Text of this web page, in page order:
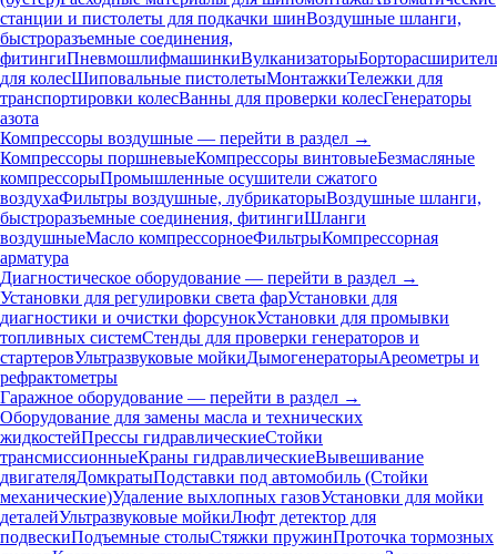
станции и пистолеты для подкачки шинВоздушные шланги,
быстроразъемные соединения,
фитингиПневмошлифмашинкиВулканизаторы
для колесШиповальные пистолетыМонтажкиТележки для
транспортировки колесВанны для проверки колесГенераторы
азота
Компрессоры воздушные — перейти в раздел →
Компрессоры поршневыеКомпрессоры винтовыеБезмасляные
компрессорыПромышленные осушители сжатого
воздухаФильтры воздушные, лубрикаторыВоздушные шланги,
быстроразъемные соединения, фитингиШланги
воздушныеМасло компрессорноеФильтрыКомпрессорная
арматура
Диагностическое оборудование — перейти в раздел →
Установки для регулировки света фарУстановки для
диагностики и очистки форсунокУстановки для промывки
топливных системСтенды для проверки генераторов и
стартеровУльтразвуковые мойкиДымогенераторыАреометры и
рефрактометры
Гаражное оборудование — перейти в раздел →
Оборудование для замены масла и технических
жидкостейПрессы гидравлическиеСтойки
трансмиссионныеКраны гидравлическиеВывешивание
двигателяДомкратыПодставки под автомобиль (Стойки
механические)Удаление выхлопных газовУстановки для мойки
деталейУльтразвуковые мойкиЛюфт детектор для
подвескиПодъемные столыСтяжки пружинПроточка тормозных